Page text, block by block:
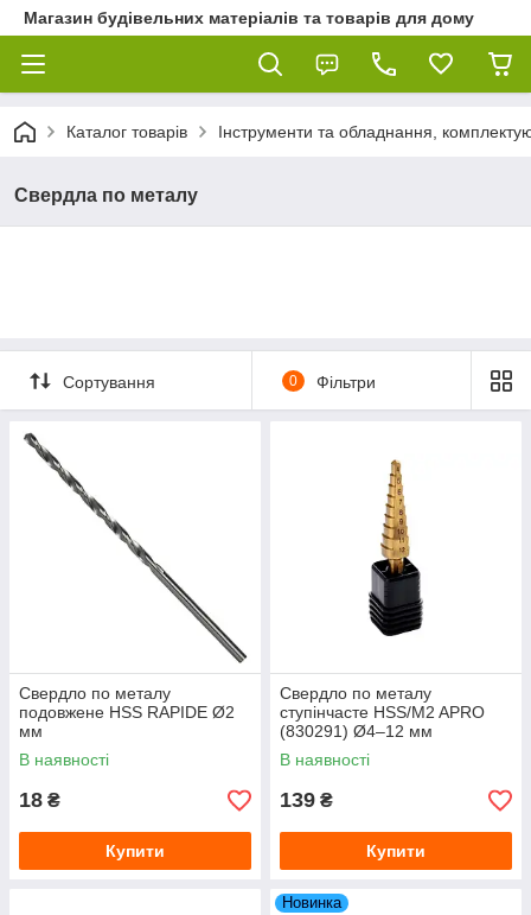
Магазин будівельних матеріалів та товарів для дому
Каталог товарів Інструменти та обладнання,
Свердла по металу
Сортування 0 Фільтри
Свердло по металу
подовжене HSS RAPIDE Ø2
мм
В наявності
18 ₴
Купити
Свердло по металу
ступінчасте HSS/M2 APRO
(830291) Ø4–12 мм
В наявності
139 ₴
Купити
Новинка